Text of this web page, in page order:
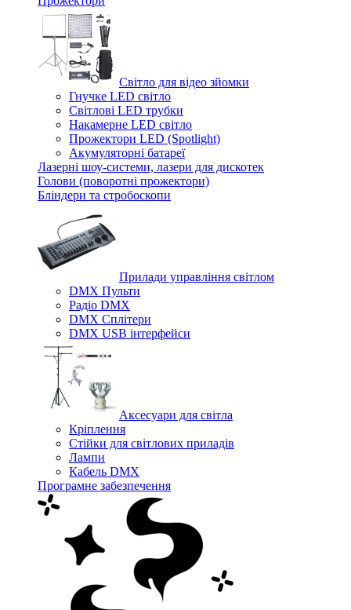
Світло для відео зйомки
Гнучке LED світло
Світлові LED трубки
Накамерне LED світло
Прожектори LED (Spotlight)
Акумуляторні батареї
Лазерні шоу-системи, лазери для дискотек
Голови (поворотні прожектори)
Бліндери та стробоскопи
Прилади управління світлом
DMX Пульти
Радіо DMX
DMX Сплітери
DMX USB інтерфейси
Аксесуари для світла
Кріплення
Стійки для світлових приладів
Лампи
Кабель DMX
Програмне забезпечення